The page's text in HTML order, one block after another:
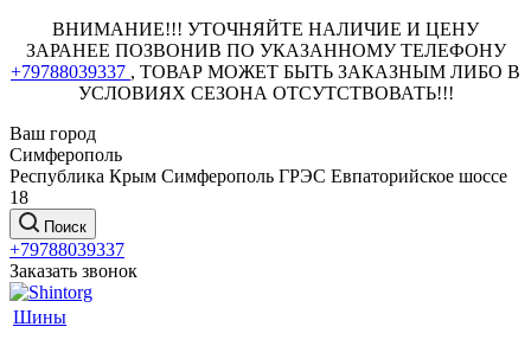
ВНИМАНИЕ!!! УТОЧНЯЙТЕ НАЛИЧИЕ И ЦЕНУ
ЗАРАНЕЕ ПОЗВОНИВ ПО УКАЗАННОМУ ТЕЛЕФОНУ
+79788039337 , ТОВАР МОЖЕТ БЫТЬ ЗАКАЗНЫМ ЛИБО В
УСЛОВИЯХ СЕЗОНА ОТСУТСТВОВАТЬ!!!
Ваш город
Симферополь
Республика Крым Симферополь ГРЭС Евпаторийское шоссе
18
Поиск
+79788039337
Заказать звонок
Шины